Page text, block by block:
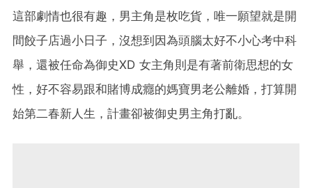
這部劇情也很有趣，男主角是枚吃貨，唯一願望就是開
間餃子店過小日子，沒想到因為頭腦太好不小心考中科
舉，還被任命為御史XD 女主角則是有著前衛思想的女
性，好不容易跟和賭博成癮的媽寶男老公離婚，打算開
始第二春新人生，計畫卻被御史男主角打亂。